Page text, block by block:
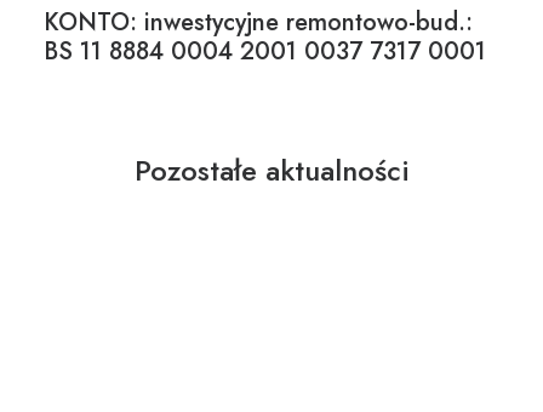
KONTO: inwestycyjne remontowo-bud.:
BS 11 8884 0004 2001 0037 7317 0001
Pozostałe aktualności